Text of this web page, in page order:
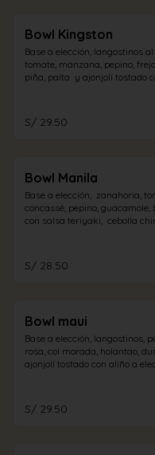
Bowl Kingston
Base a elección, langostinos
tomate, manzana, pepino,
piña, palta  y ajonjolí tostado
S/ 29.50
Bowl Manila
Base a elección,  zanahoria,
concassé, pepino, guacamole,
con salsa teriyaki,  cebolla
S/ 28.50
Bowl maui
Base a elección, langostinos,
rosa, col morada, holantao,
ajonjolí tostado con aliño a
S/ 29.50